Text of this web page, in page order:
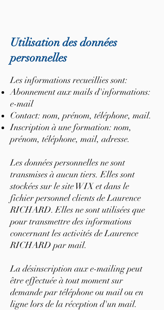
Utilisation des données
personnelles
Les informations recueillies sont:
Abonnement aux mails d'informations:
e-mail
Contact: nom, prénom, téléphone, mail.
Inscription à une formation: nom,
prénom, téléphone, mail, adresse.
Les données personnelles ne sont
transmises à aucun tiers. Elles sont
stockées sur le site WIX et dans le
fichier personnel clients de Laurence
RICHARD. Elles ne sont utilisées que
pour transmettre des informations
concernant les activités de Laurence
RICHARD par mail.
La désinscription aux e-mailing peut
être effectuée à tout moment sur
demande par téléphone ou mail ou en
ligne lors de la réception d'un mail.